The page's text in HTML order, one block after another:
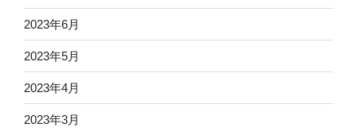
2023年6月
2023年5月
2023年4月
2023年3月